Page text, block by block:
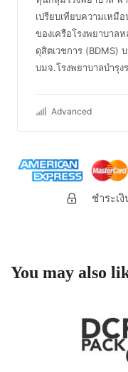
เปรียบเทียบความเหมื
ของเครือโรงพยาบาล
ดุสิตเวชการ (BDMS)
บมจ.โรงพยาบาลบำรุง
Advanced
ชำระเ
You may also